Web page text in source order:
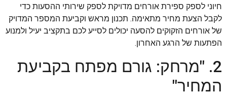
חיוני לספק ספירת אורחים מדויקת לספק שירותי ההסעות כדי
לקבל הצעת מחיר מתאימה. תכנון מראש וקביעת המספר המדויק
של אורחים הזקוקים להסעה יכולים לסייע לכם בתקציב יעיל ולמנוע
הפתעות של הרגע האחרון.
2. "מרחק: גורם מפתח בקביעת
המחיר"